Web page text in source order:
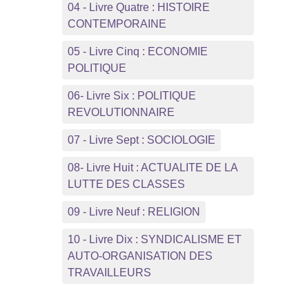
04 - Livre Quatre : HISTOIRE
CONTEMPORAINE
05 - Livre Cinq : ECONOMIE
POLITIQUE
06- Livre Six : POLITIQUE
REVOLUTIONNAIRE
07 - Livre Sept : SOCIOLOGIE
08- Livre Huit : ACTUALITE DE LA
LUTTE DES CLASSES
09 - Livre Neuf : RELIGION
10 - Livre Dix : SYNDICALISME ET
AUTO-ORGANISATION DES
TRAVAILLEURS